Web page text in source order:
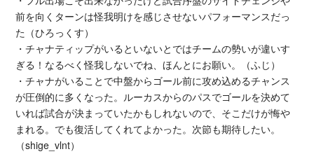
前を向くターンは怪我明けを感じさせないパフォーマンスだっ
た（ひろっくす）
・チャナティップがいるといないとではチームの勢いが違いす
ぎる！なるべく怪我しないでね、ほんとにお願い。（ふじ）
・チャナがいることで中盤からゴール前に攻め込めるチャンス
が圧倒的に多くなった。ルーカスからのパスでゴールを決めて
いれば試合が決まっていたかもしれないので、そこだけが悔や
まれる。でも復活してくれてよかった。次節も期待したい。
（shige_vlnt）